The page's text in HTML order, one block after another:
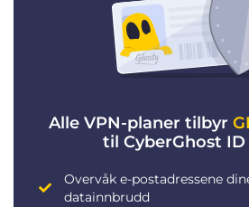
Alle VPN-planer tilbyr
til CyberGhost ID
Overvåk e-postadressene
datainnbrudd